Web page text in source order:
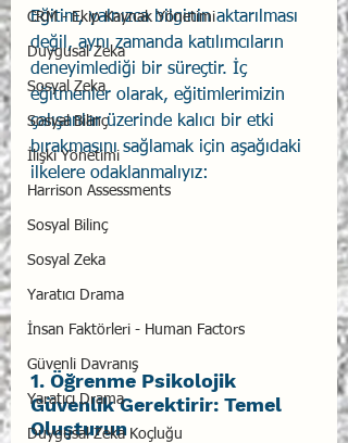
CRM - Ekip Kaynak Yönetimi
Duygusal Zeka
Sosyal Zeka
Sosyal Bilinç
İlişki Yönetimi
Harrison Assessments
Sosyal Bilinç
Sosyal Zeka
Yaratıcı Drama
İnsan Faktörleri - Human Factors
Güvenli Davranış
Yaratıcı Drama
Duygusal Zeka Koçluğu
Eğitim, yalnızca bilginin aktarılması
değil, aynı zamanda katılımcıların
deneyimlediği bir süreçtir. İç
eğitmenler olarak, eğitimlerimizin
çalışanlar üzerinde kalıcı bir etki
bırakmasını sağlamak için aşağıdaki
ilkelere odaklanmalıyız:
1. Öğrenme Psikolojik
Güvenlik Gerektirir: Temel
Oluşturun